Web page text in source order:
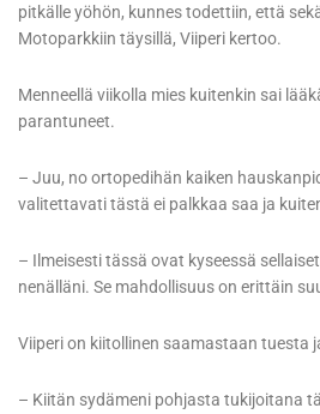
pitkälle yöhön, kunnes todettiin, että
Motoparkkiin täysillä, Viiperi kertoo.
Menneellä viikolla mies kuitenkin sai
parantuneet.
– Juu, no ortopedihän kaiken
valitettavati tästä ei palkkaa saa ja
– Ilmeisesti tässä ovat kyseessä
nenälläni. Se mahdollisuus on erittäin
Viiperi on kiitollinen saamastaan tuesta
– Kiitän sydämeni pohjasta tukijoitana